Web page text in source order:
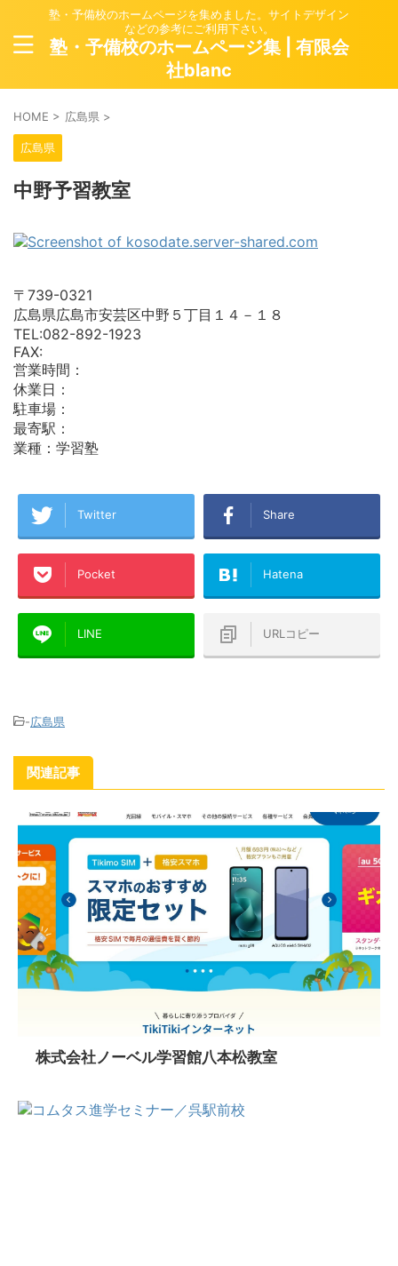
塾・予備校のホームページを集めました。サイトデザイン
などの参考にご利用下さい。
塾・予備校のホームページ集 | 有限会
社blanc
HOME > 広島県 >
広島県
中野予習教室
〒739-0321
広島県広島市安芸区中野５丁目１４－１８
TEL:082-892-1923
FAX:
営業時間：
休業日：
駐車場：
最寄駅：
業種：学習塾
Twitter Share
Pocket Hatena
LINE URLコピー
-広島県
関連記事
株式会社ノーベル学習館八本松教室